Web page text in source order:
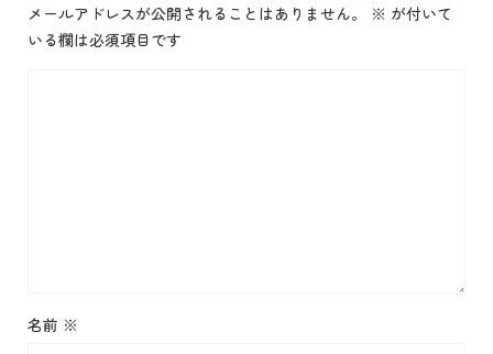
メールアドレスが公開されることはありません。 ※ が付いて
いる欄は必須項目です
名前 ※